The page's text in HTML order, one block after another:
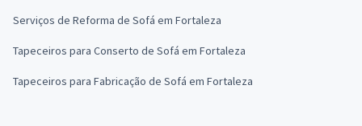
Serviços de Reforma de Sofá em Fortaleza
Tapeceiros para Conserto de Sofá em Fortaleza
Tapeceiros para Fabricação de Sofá em Fortaleza